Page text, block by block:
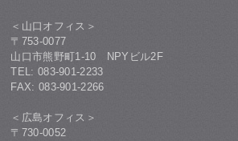
＜山口オフィス＞
〒753-0077
山口市熊野町1-10 NPYビル2F
TEL: 083-901-2233
FAX: 083-901-2266
＜広島オフィス＞
〒730-0052